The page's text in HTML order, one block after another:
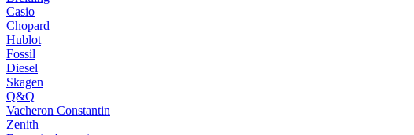
Casio
Chopard
Hublot
Fossil
Diesel
Skagen
Q&Q
Vacheron Constantin
Zenith